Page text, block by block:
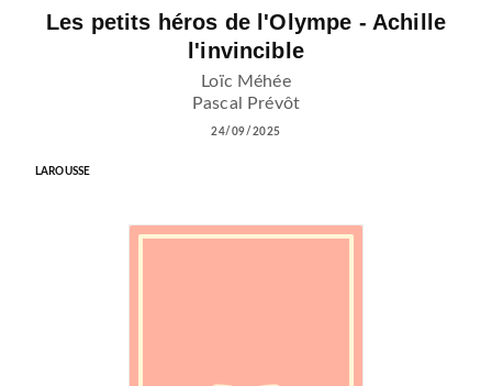
Les petits héros de l'Olympe - Achille
l'invincible
Loïc Méhée
Pascal Prévôt
24/09/2025
LAROUSSE